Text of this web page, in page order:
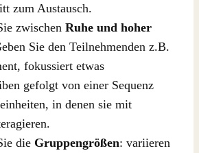
zum Austausch.
zwischen Ruhe und hoher
Sie den Teilnehmenden z.B.
fokussiert etwas
gefolgt von einer Sequenz
in denen sie mit
die Gruppengrößen: variieren